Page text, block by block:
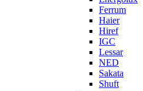
Ferrum
Haier
Hiref
IGC
Lessar
NED
Sakata
Shuft